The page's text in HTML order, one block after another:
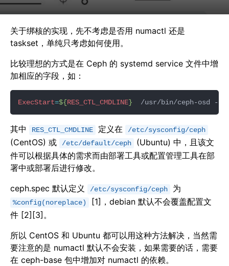
关于绑核的实现，先不考虑是否用 numactl 还是
taskset，单纯只考虑如何使用。
比较理想的方式是在 Ceph 的 systemd service 文件中增
加相应的字段，如：
ExecStart=${RES_CTL_CMDLINE}
/usr/bin/ceph-osd -f
其中 RES_CTL_CMDLINE 定义在 /etc/sysconfig/ceph
(CentOS) 或 /etc/default/ceph
(Ubuntu) 中，且该文
件可以根据具体的需求而由部署工具或配置管理工具在部
署中或部署后进行修改。
ceph.spec 默认定义
/etc/sysconfig/ceph 为
%config(noreplace)
[1]，debian 默认不会覆盖配置文
件 [2][3]。
所以 CentOS 和 Ubuntu 都可以用这种方法解决，当然需
要注意的是 numactl 默认不会安装，如果需要的话，需要
在 ceph-base 包中增加对 numactl 的依赖。